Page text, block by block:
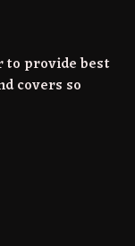
provide best
covers so